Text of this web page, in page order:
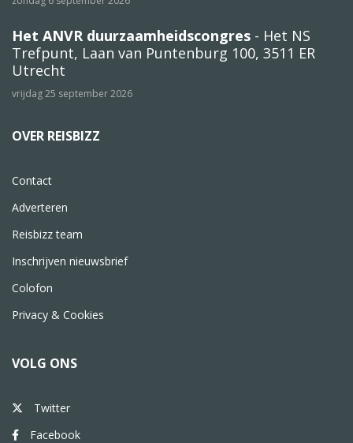
Het ANVR duurzaamheidscongres - Het NS
Trefpunt, Laan van Puntenburg 100, 3511 ER
Utrecht
vrijdag 25 september 2026
OVER REISBIZZ
Contact
Adverteren
Reisbizz team
Inschrijven nieuwsbrief
Colofon
Privacy & Cookies
VOLG ONS
Twitter
Facebook